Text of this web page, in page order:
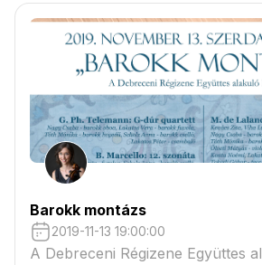
Barokk montázs
2019-11-13 19:00:00
A Debreceni Régizene Együttes